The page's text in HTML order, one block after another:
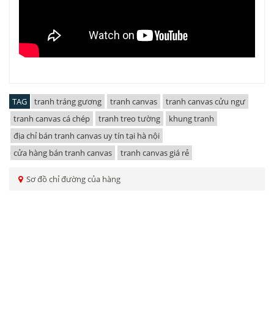
TAG tranh tráng gương tranh canvas
tranh canvas cửu ngư
tranh canvas cá chép
tranh treo tường
khung tranh
địa chỉ bán tranh canvas uy tín tại hà nội
cửa hàng bán tranh canvas
tranh canvas giá rẻ
Sơ đồ chỉ đường của hàng